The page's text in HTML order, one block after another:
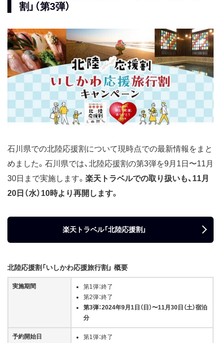
割」（第3弾）
石川県での北陸応援割について現時点での最新情報をまと
めました。石川県では、北陸応援割の第3弾を9月1日〜11月
30日まで実施します。 楽天トラベルでの取り扱いも、11月
20日（水）10時より再開します。
楽天トラベル「北陸応援割」
北陸応援割「いしかわ応援旅行割」 概要
実施期間
第1弾：終了
第2弾：終了
第3弾：2024年9月1日（日）〜11月30日（土）宿泊
分
予約開始日
第1弾：終了